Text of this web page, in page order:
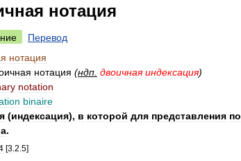
нотация
Перевод
нотация
нотация (ндп двоичная индексация)
notation
binaire
(индексация), в которой для представления
.
[3 2 5]